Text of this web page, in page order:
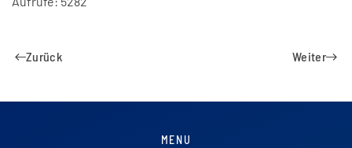
Zurück Weiter
MENU